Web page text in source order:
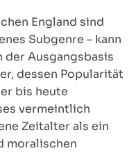
England sind
Subgenre – kann
der Ausgangsbasis
dessen Popularität
bis heute
vermeintlich
Zeitalter als ein
moralischen